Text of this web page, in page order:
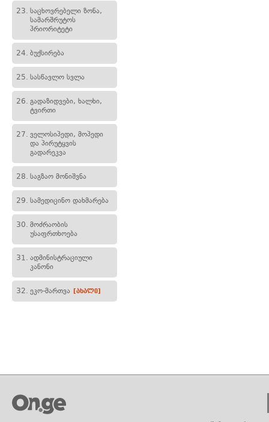
23. საცხოვრებელი ზონა,
სამარშრუტოს
პრიორიტეტი
24. ბუქსირება
25. სასწავლო სვლა
26. გადაზიდვები, ხალხი,
ტვირთი
27. ველოსიპედი, მოპედი
და პირუტყვის
გადარეკვა
28. საგზაო მონიშვნა
29. სამედიცინო დახმარება
30. მოძრაობის
უსაფრთხოება
31. ადმინისტრაციული
კანონი
32. ეკო-მართვა [ახალი]